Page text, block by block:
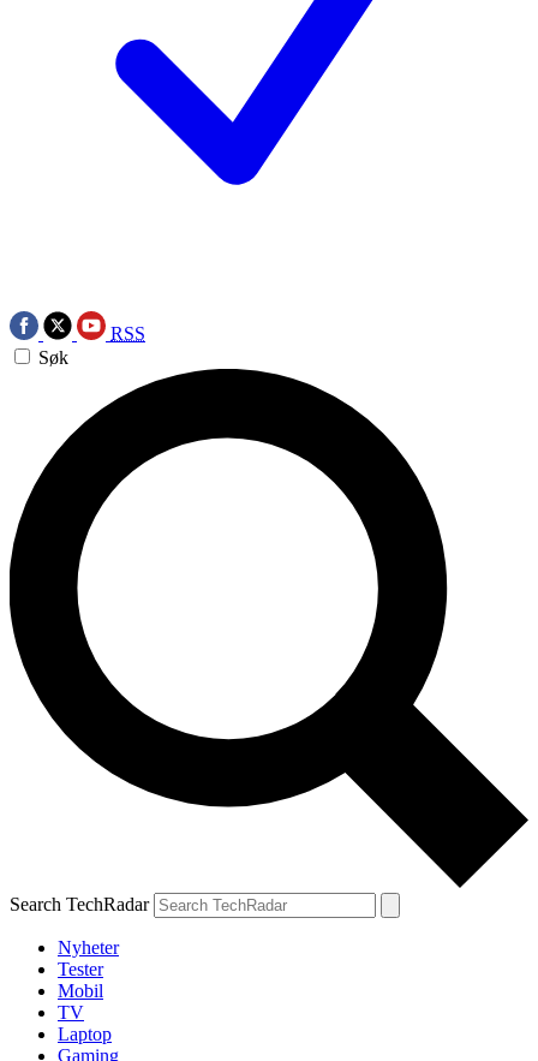
RSS
Søk
Search TechRadar
Nyheter
Tester
Mobil
TV
Laptop
Gaming